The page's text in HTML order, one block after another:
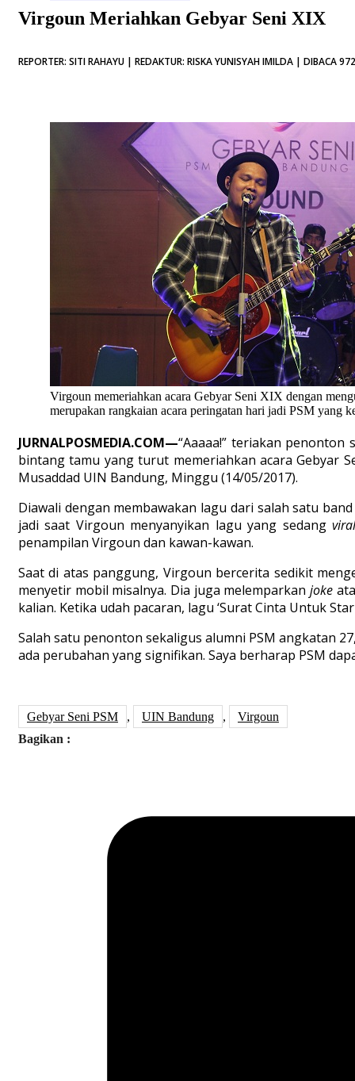
Virgoun Meriahkan Gebyar Seni XIX
REPORTER: SITI RAHAYU | REDAKTUR: RISKA YUNISYAH IMILDA | DIBACA
Virgoun memeriahkan acara Gebyar Seni XIX dengan
merupakan rangkaian acara peringatan hari jadi PSM
JURNALPOSMEDIA.COM—“Aaaaa!” teriakan
bintang tamu yang turut memeriahkan acara Gebyar
Musaddad UIN Bandung, Minggu (14/05/2017).
Diawali dengan membawakan lagu dari salah satu
jadi saat Virgoun menyanyikan lagu yang sedang
penampilan Virgoun dan kawan-kawan.
Saat di atas panggung, Virgoun bercerita sedikit
menyetir mobil misalnya. Dia juga melemparkan joke
kalian. Ketika udah pacaran, lagu ‘Surat Cinta Untuk
Salah satu penonton sekaligus alumni PSM angkatan
ada perubahan yang signifikan. Saya berharap PSM
Gebyar Seni PSM , UIN Bandung ,
Virgoun
Bagikan :